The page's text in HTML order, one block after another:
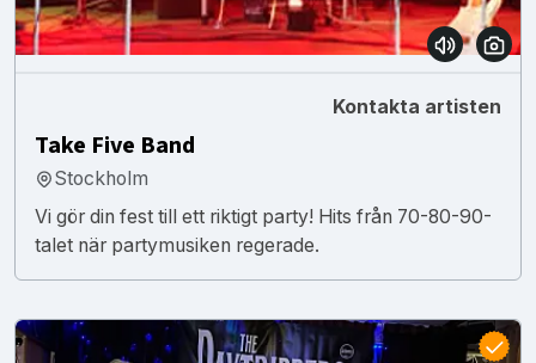
Kontakta artisten
Take Five Band
Stockholm
Vi gör din fest till ett riktigt party! Hits från 70-80-90-
talet när partymusiken regerade.